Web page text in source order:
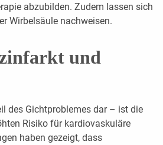
abzubilden. Zudem lassen sich
Wirbelsäule nachweisen.
und
des Gichtproblemes dar – ist die
Risiko für kardiovaskuläre
haben gezeigt, dass